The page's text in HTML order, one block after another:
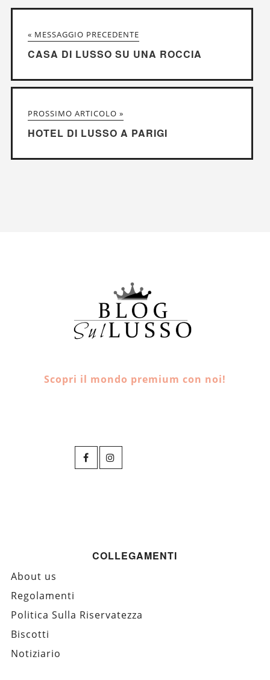
« MESSAGGIO PRECEDENTE
CASA DI LUSSO SU UNA ROCCIA
PROSSIMO ARTICOLO »
HOTEL DI LUSSO A PARIGI
Scopri il mondo premium con noi!
COLLEGAMENTI
About us
Regolamenti
Politica Sulla Riservatezza
Biscotti
Notiziario